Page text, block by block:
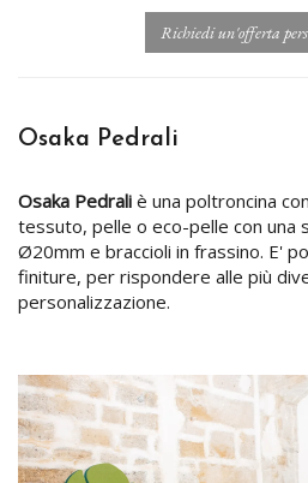
Osaka Pedrali
Osaka Pedrali è una poltroncina
tessuto, pelle o eco-pelle con una
Ø20mm e braccioli in frassino. E'
finiture, per rispondere alle più
personalizzazione.